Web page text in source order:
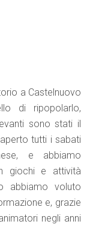
a Castelnuovo
di ripopolarlo,
sono stati il
tutti i sabati
e abbiamo
giochi e attività
abbiamo voluto
e, grazie
negli anni